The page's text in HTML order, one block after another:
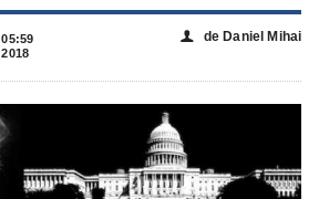
05:59
2018
👤 de Daniel Mihai